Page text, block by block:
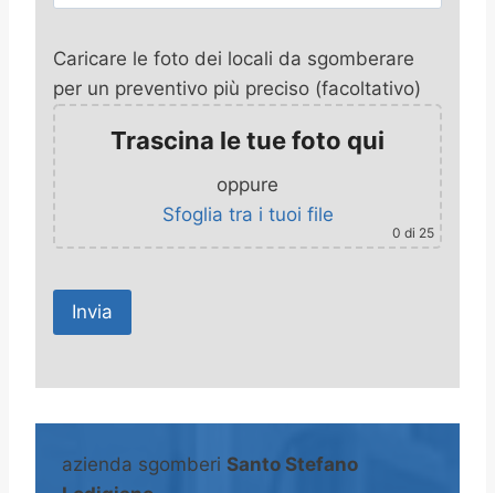
Caricare le foto dei locali da sgomberare
per un preventivo più preciso (facoltativo)
Trascina le tue foto qui
oppure
Sfoglia tra i tuoi file
0 di 25
A
eazienda sgomberi Santo Stefano